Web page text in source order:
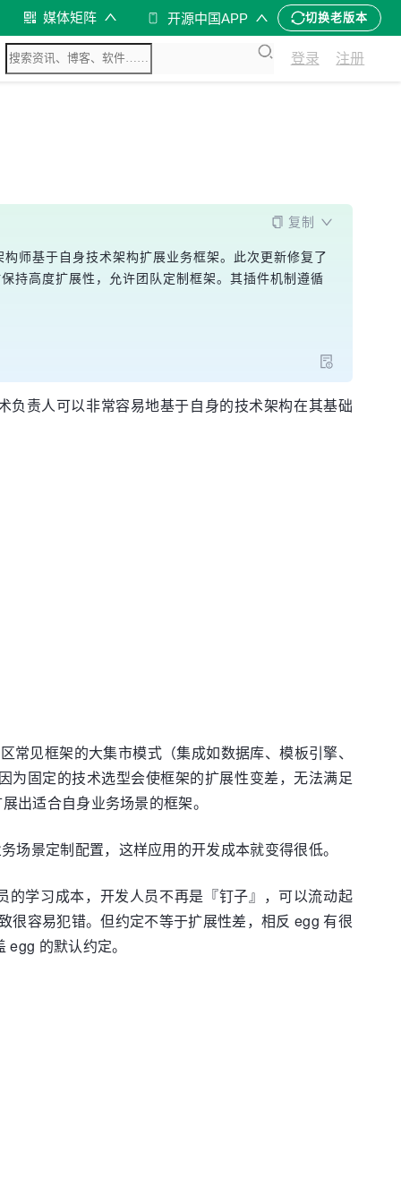
媒体矩阵 开源中国APP 切换老版本
登录 注册
复制
师基于自身技术架构扩展业务框架。此次更新修复了
持高度扩展性，允许团队定制框架。其插件机制遵循
责人可以非常容易地基于自身的技术架构在其基础
见框架的大集市模式（集成如数据库、模板引擎、
固定的技术选型会使框架的扩展性变差，无法满足
出适合自身业务场景的框架。
场景定制配置，这样应用的开发成本就变得很低。
学习成本，开发人员不再是『钉子』，可以流动起
很容易犯错。但约定不等于扩展性差，相反 egg 有很
的默认约定。